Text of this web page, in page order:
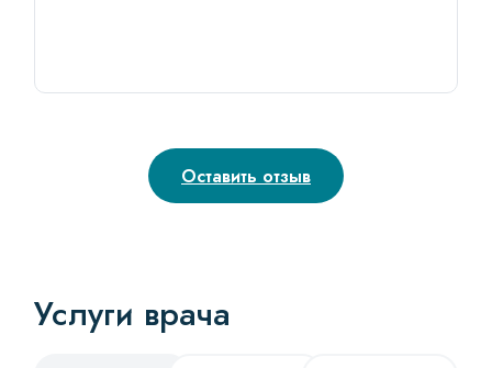
Оставить отзыв
Услуги врача